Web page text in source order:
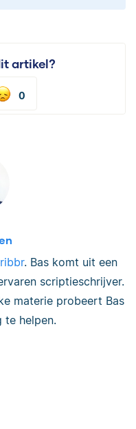
artikel?
0
. Bas komt uit een
scriptieschrijver.
materie probeert Bas
te helpen.